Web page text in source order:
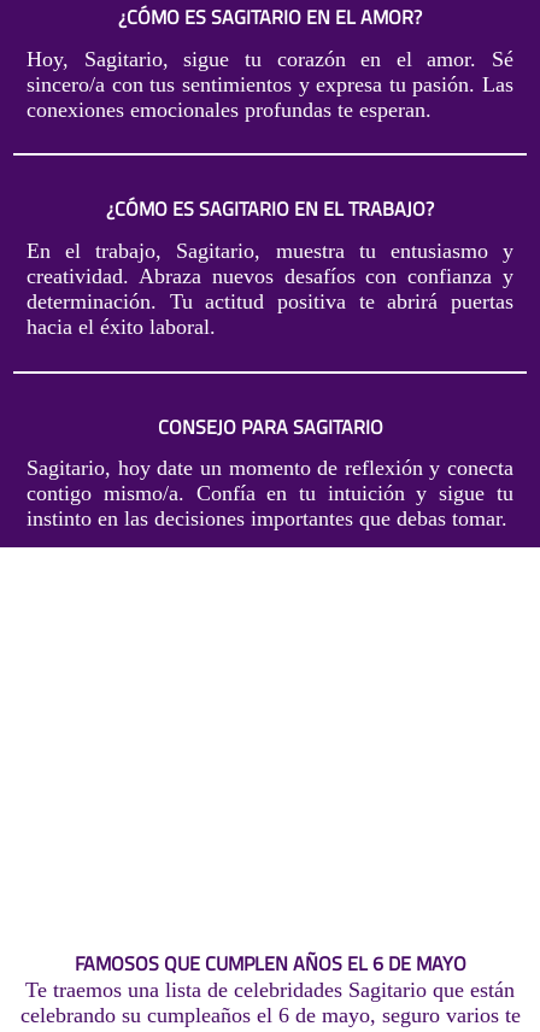
¿CÓMO ES SAGITARIO EN EL AMOR?
Hoy, Sagitario, sigue tu corazón en el amor. Sé
sincero/a con tus sentimientos y expresa tu pasión. Las
conexiones emocionales profundas te esperan.
¿CÓMO ES SAGITARIO EN EL TRABAJO?
En el trabajo, Sagitario, muestra tu entusiasmo y
creatividad. Abraza nuevos desafíos con confianza y
determinación. Tu actitud positiva te abrirá puertas
hacia el éxito laboral.
CONSEJO PARA SAGITARIO
Sagitario, hoy date un momento de reflexión y conecta
contigo mismo/a. Confía en tu intuición y sigue tu
instinto en las decisiones importantes que debas tomar.
FAMOSOS QUE CUMPLEN AÑOS EL 6 DE MAYO
Te traemos una lista de celebridades Sagitario que están
celebrando su cumpleaños el 6 de mayo, seguro varios te